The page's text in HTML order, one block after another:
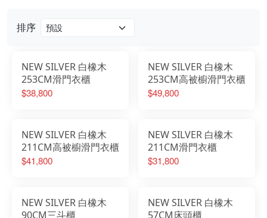
排序
NEW SILVER 白橡木
253CM滑門衣櫃
$38,800
NEW SILVER 白橡木
253CM高被櫥滑門衣櫃
$49,800
NEW SILVER 白橡木
211CM高被櫥滑門衣櫃
$41,800
NEW SILVER 白橡木
211CM滑門衣櫃
$31,800
NEW SILVER 白橡木
90CM三斗櫃
NEW SILVER 白橡木
57CM床頭櫃